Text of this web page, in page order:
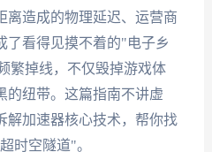
离造成的物理延迟、运营商
了看得见摸不着的"电子乡
繁掉线，不仅毁掉游戏体
的纽带。这篇指南不讲虚
解加速器核心技术，帮你找
时空隧道"。